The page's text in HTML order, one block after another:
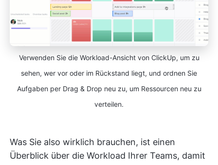
Verwenden Sie die Workload-Ansicht von ClickUp, um zu
sehen, wer vor oder im Rückstand liegt, und ordnen Sie
Aufgaben per Drag & Drop neu zu, um Ressourcen neu zu
verteilen.
Was Sie also wirklich brauchen, ist einen
Überblick über die Workload Ihrer Teams, damit